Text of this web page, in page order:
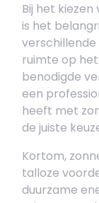
Bij het
is het
ruimte op
benodigde
een
heeft met
de juiste
Kortom,
talloze
duurzame